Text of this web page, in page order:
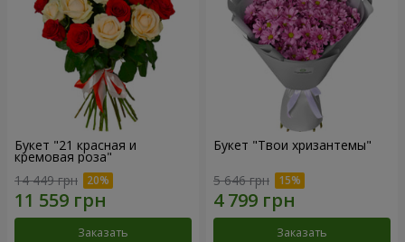
Букет "21 красная и
кремовая роза"
14 449 грн
Заказать
Букет "Твои хризантемы"
5 646 грн
Заказать